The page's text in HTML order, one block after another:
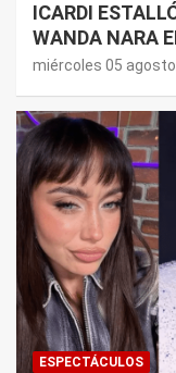
ICARDI
WANDA NARA
NORDELTA:
miércoles 05 agosto
ESPECTÁCULOS